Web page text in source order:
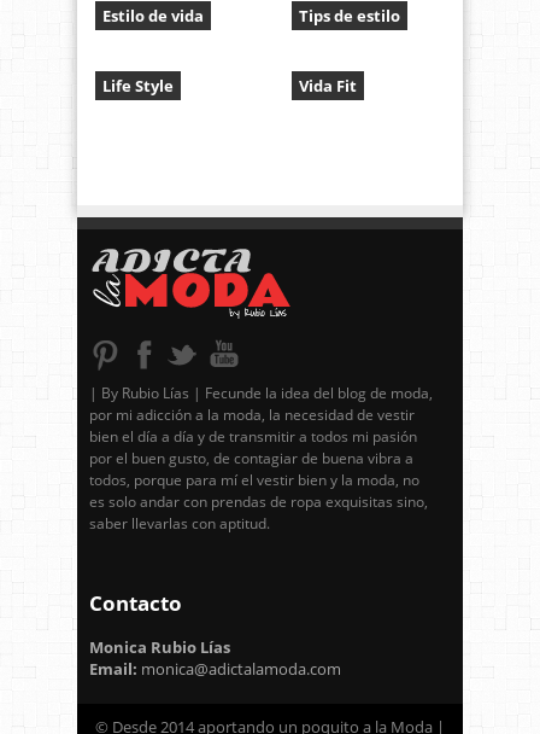
Estilo de vida
Life Style
Tips de estilo
Vida Fit
| By Rubio Lías | Fecunde la idea del blog de moda,
por mi adicción a la moda, la necesidad de vestir
bien el día a día y de transmitir a todos mi pasión
por el buen gusto, de contagiar de buena vibra a
todos, porque para mí el vestir bien y la moda, no
es solo andar con prendas de ropa exquisitas sino,
saber llevarlas con aptitud.
Contacto
Monica Rubio Lías
Email: monica@adictalamoda.com
© Desde 2014 aportando un poquito a la Moda |